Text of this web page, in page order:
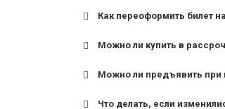
Как переоформить билет
Можно ли купить в
Можно ли предъявить при
Что делать, если